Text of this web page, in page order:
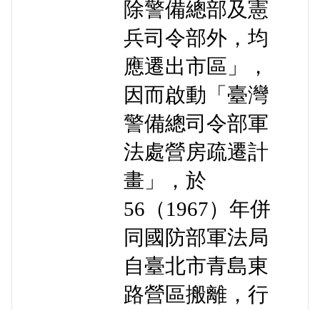
除警備總部及憲
兵司令部外，均
應遷出市區」，
因而啟動「臺灣
警備總司令部軍
法處營房疏遷計
畫」，於
56（1967）年併
同國防部軍法局
自臺北市青島東
路營區搬離，行